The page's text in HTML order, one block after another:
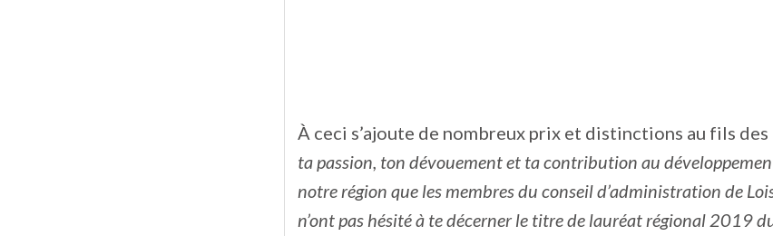
À ceci s’ajoute de nombreux prix et distinctions au fils des
ta passion, ton dévouement et ta contribution au
notre région que les membres du conseil d’administration de
n’ont pas hésité à te décerner le titre de lauréat régional 2019